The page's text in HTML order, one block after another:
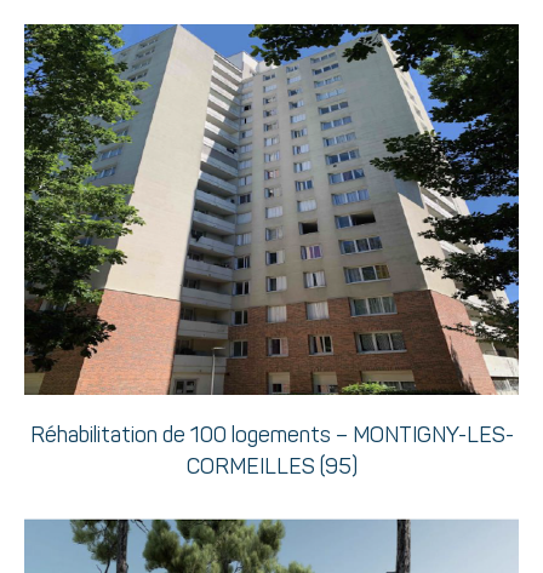
Réhabilitation de 100 logements – MONTIGNY-LES-
CORMEILLES (95)